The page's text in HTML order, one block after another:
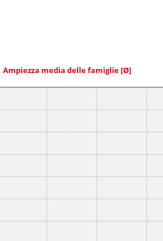
Ampiezza media delle famiglie [Ø]